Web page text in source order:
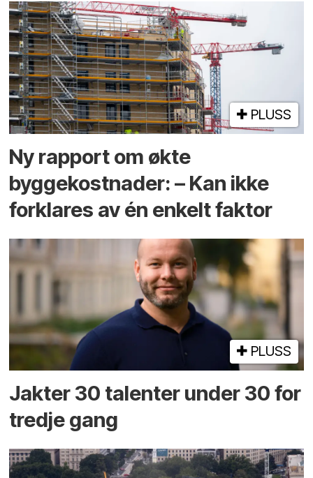
PLUSS
Ny rapport om økte
byggekostnader: – Kan ikke
forklares av én enkelt faktor
PLUSS
Jakter 30 talenter under 30 for
tredje gang